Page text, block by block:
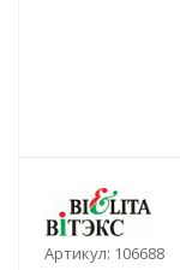
Артикул: 106688